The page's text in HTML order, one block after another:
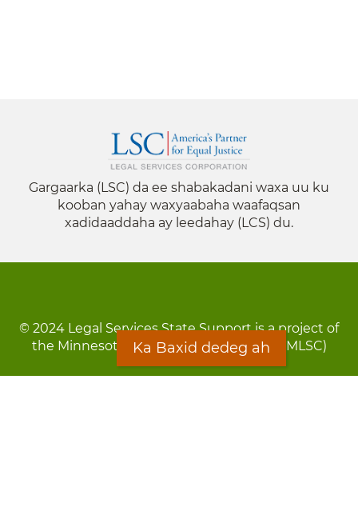
Gargaarka (LSC) da ee shabakadani waxa uu ku
kooban yahay waxyaabaha waafaqsan
xadidaaddaha ay leedahay (LCS) du.
© 2024 Legal Services State Support is a project of
the Minnesota Legal Services Coalition (MLSC)
Ka Baxid dedeg ah